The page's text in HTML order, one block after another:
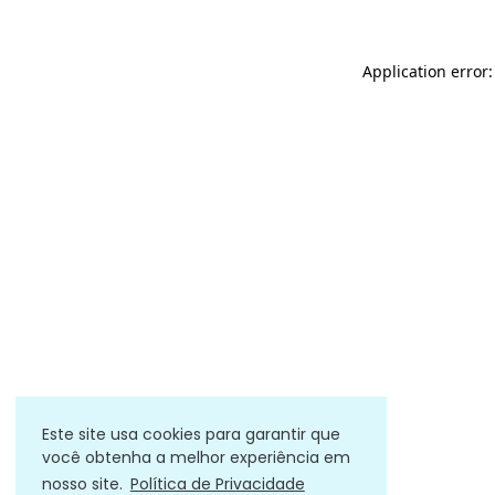
Este site usa cookies para garantir que
você obtenha a melhor experiência em
nosso site. Política de Privacidade
Application